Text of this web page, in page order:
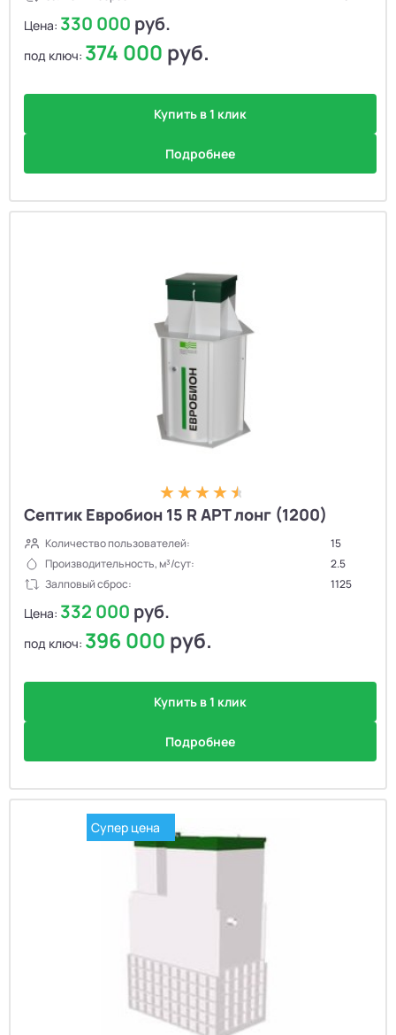
Цена: 330 000 руб.
под ключ: 374 000 руб.
Купить в 1 клик
Подробнее
Септик Евробион 15 R АРТ лонг (1200)
Количество пользователей:
15
Производительность, м³/сут:
2.5
Залповый сброс:
1125
Цена: 332 000 руб.
под ключ: 396 000 руб.
Купить в 1 клик
Подробнее
Супер цена